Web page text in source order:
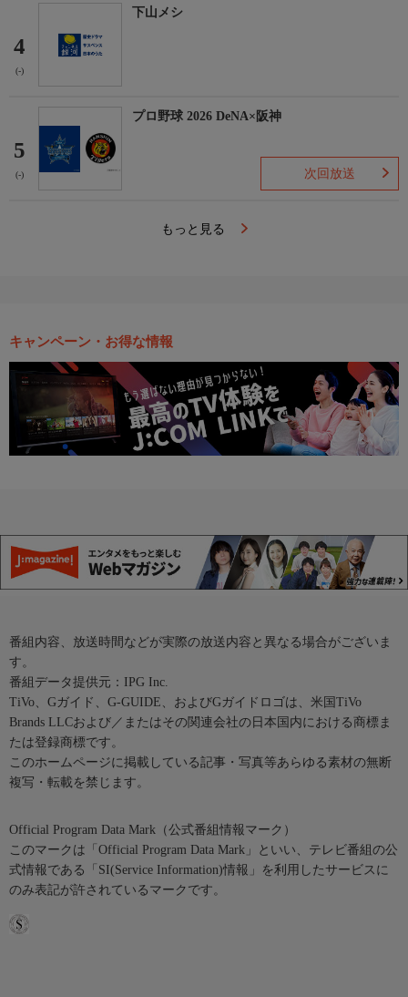
4
(-)
下山メシ
5
(-)
プロ野球 2026 DeNA×阪神
次回放送
もっと見る
キャンペーン・お得な情報
番組内容、放送時間などが実際の放送内容と異なる場合がございま
す。
番組データ提供元：IPG Inc.
TiVo、Gガイド、G-GUIDE、およびGガイドロゴは、米国TiVo
Brands LLCおよび／またはその関連会社の日本国内における商標ま
たは登録商標です。
このホームページに掲載している記事・写真等あらゆる素材の無断
複写・転載を禁じます。
Official Program Data Mark（公式番組情報マーク）
このマークは「Official Program Data Mark」といい、テレビ番組の公
式情報である「SI(Service Information)情報」を利用したサービスに
のみ表記が許されているマークです。